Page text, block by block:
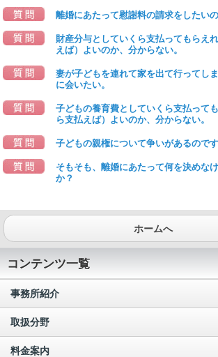
離婚にあたって慰謝料の請求をしたいの
財産分与としていくら支払ってもらえ
えば）よいのか、分からない。
妻が子どもを連れて家を出て行ってし
に会いたい。
子どもの養育費としていくら支払って
ら支払えば）よいのか、分からない。
子どもの親権について争いがあるので
そもそも、離婚にあたって何を決めな
か？
ホームへ
コンテンツ一覧
事務所紹介
取扱分野
料金案内